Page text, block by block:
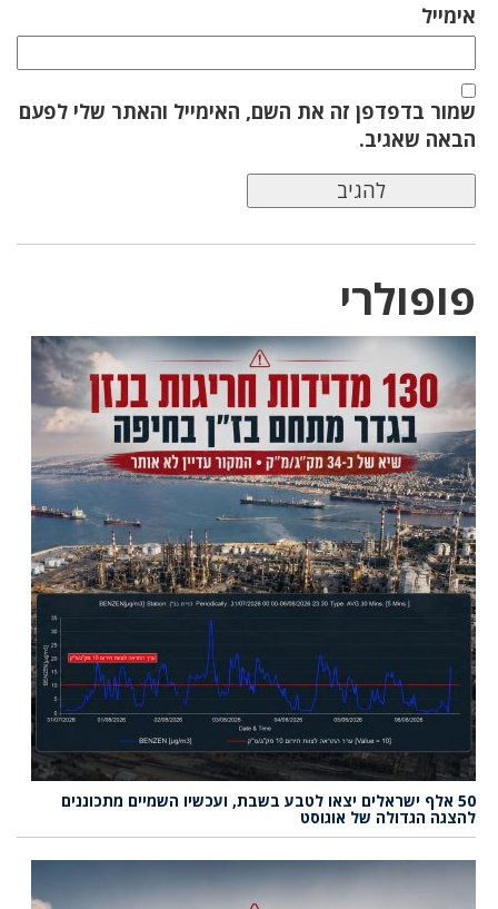
אימייל
שמור בדפדפן זה את השם, האימייל והאתר שלי לפעם
הבאה שאגיב.
פופולרי
50 אלף ישראלים יצאו לטבע בשבת, ועכשיו השמיים מתכוננים
להצגה הגדולה של אוגוסט